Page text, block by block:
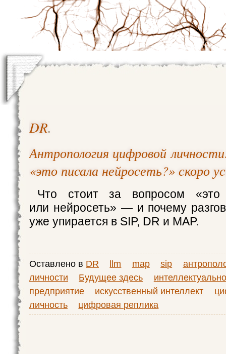
DR.
Антропология цифровой
«это писала нейросеть?» скоро
Что стоит за вопросом «это
или нейросеть» — и почему
уже упирается в SIP, DR и MAP.
Оставлено в DR llm map sip
личности
Будущее здесь
предприятие
искусственный интеллект
личность
цифровая реплика